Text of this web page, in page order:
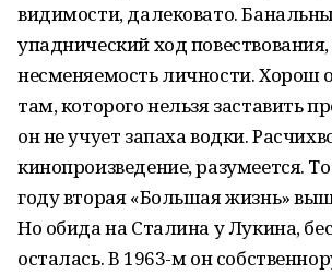
видимости, далековато.
упаднический ход
несменяемость личности. Хорош
там, которого нельзя заставить
он не учует запаха водки.
кинопроизведение, разумеется.
году вторая «Большая жизнь»
Но обида на Сталина у Лукина,
осталась. В 1963-м он